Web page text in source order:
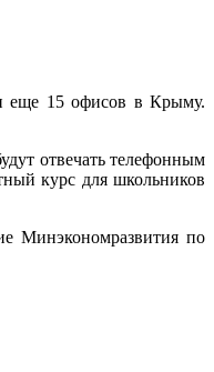
еще 15 офисов в Крыму.
отвечать телефонным
курс для школьников
Минэкономразвития по